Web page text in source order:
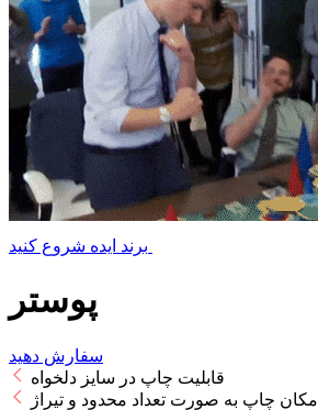
پوستر
سفارش دهید
قابلیت چاپ در سایز دلخواه
امکان چاپ به صورت تعداد محدود و تیراژ